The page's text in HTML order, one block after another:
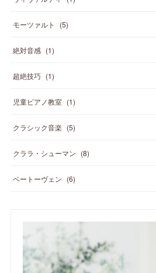
モーツァルト (5)
絶対音感 (1)
超絶技巧 (1)
児童ピアノ教室 (1)
クラシック音楽 (5)
クララ・シューマン (8)
ベートーヴェン (6)